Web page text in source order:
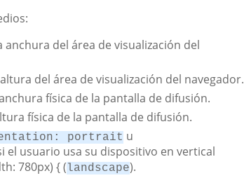
del área de visualización del
del área de visualización del navegador.
física de la pantalla de difusión.
física de la pantalla de difusión.
portrait u
el usuario usa su dispositivo en vertical
780px) { (landscape).